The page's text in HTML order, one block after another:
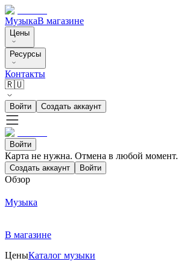
МузыкаВ магазине
Цены
Ресурсы
Контакты
🇷🇺
Войти Создать аккаунт
Войти
Карта не нужна. Отмена в любой момент.
Создать аккаунт Войти
Обзор
Музыка
В магазине
ЦеныКаталог музыки